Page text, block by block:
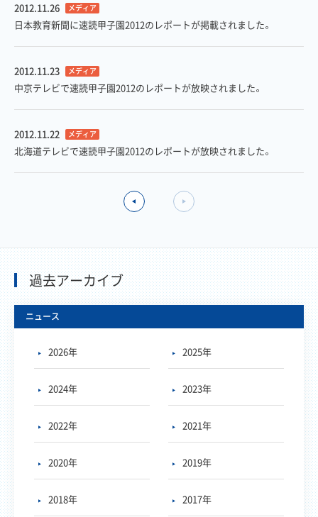
2012.11.26 メディア
日本教育新聞に速読甲子園2012のレポートが掲載されました。
2012.11.23 メディア
中京テレビで速読甲子園2012のレポートが放映されました。
2012.11.22 メディア
北海道テレビで速読甲子園2012のレポートが放映されました。
過去アーカイブ
ニュース
2026年 2025年
2024年 2023年
2022年 2021年
2020年 2019年
2018年 2017年